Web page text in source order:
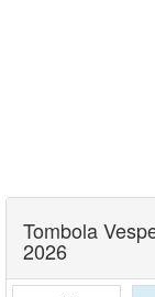
Tombola
2026